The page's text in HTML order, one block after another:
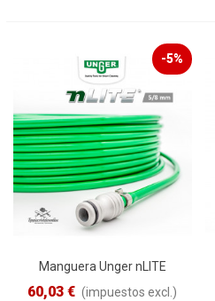
-5%
Manguera Unger nLITE
DuroFlex · 25m 8 mm
60,03 € (impuestos excl.)